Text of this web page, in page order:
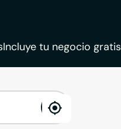
Incluye tu negocio gratis
enable